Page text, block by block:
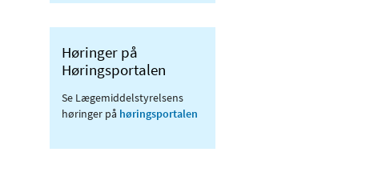
Høringer på
Høringsportalen
Se Lægemiddelstyrelsens
høringer på høringsportalen